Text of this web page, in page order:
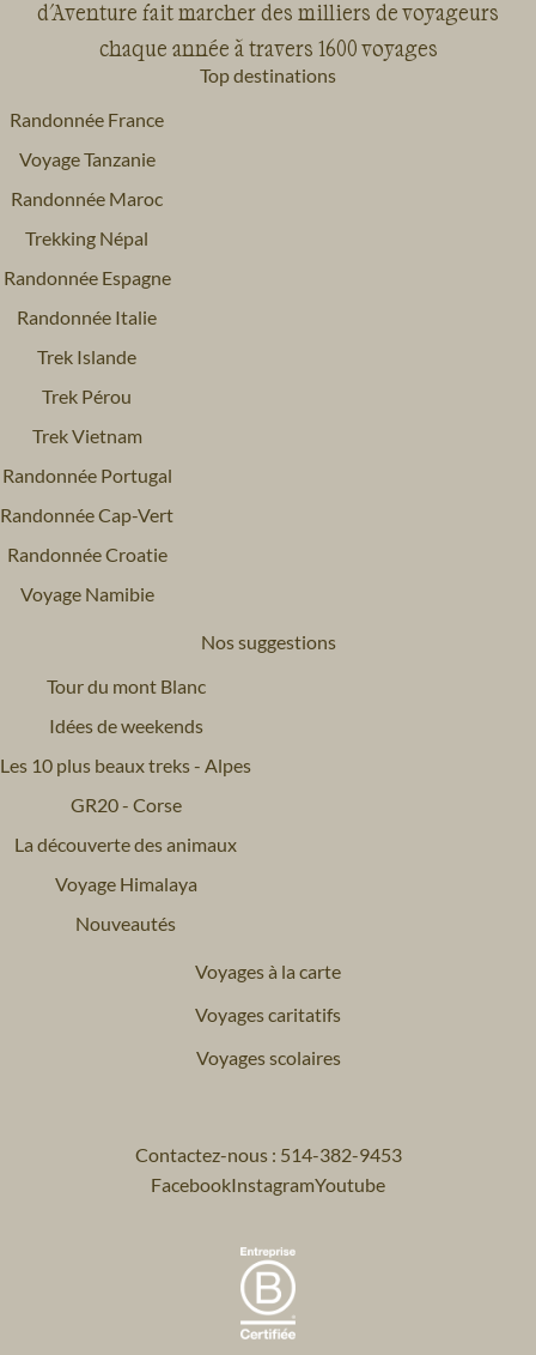
d'Aventure fait marcher des milliers de voyageurs
chaque année à travers 1600 voyages
Top destinations
Randonnée France
Voyage Tanzanie
Randonnée Maroc
Trekking Népal
Randonnée Espagne
Randonnée Italie
Trek Islande
Trek Pérou
Trek Vietnam
Randonnée Portugal
Randonnée Cap-Vert
Randonnée Croatie
Voyage Namibie
Nos suggestions
Tour du mont Blanc
Idées de weekends
Les 10 plus beaux treks - Alpes
GR20 - Corse
La découverte des animaux
Voyage Himalaya
Nouveautés
Voyages à la carte
Voyages caritatifs
Voyages scolaires
Contactez-nous : 514-382-9453
FacebookInstagramYoutube